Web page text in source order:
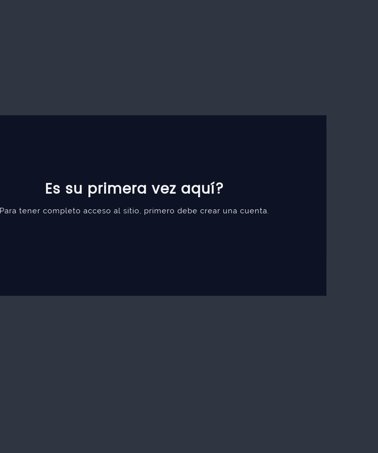
Es su primera vez aquí?
Para tener completo acceso al sitio, primero debe crear una cuenta.